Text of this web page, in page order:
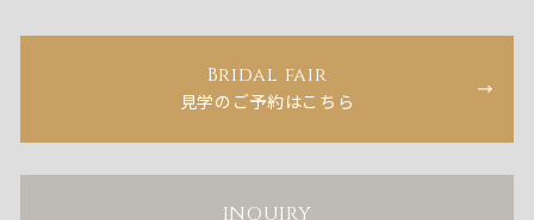
Bridal fair
見学のご予約はこちら
INQUIRY